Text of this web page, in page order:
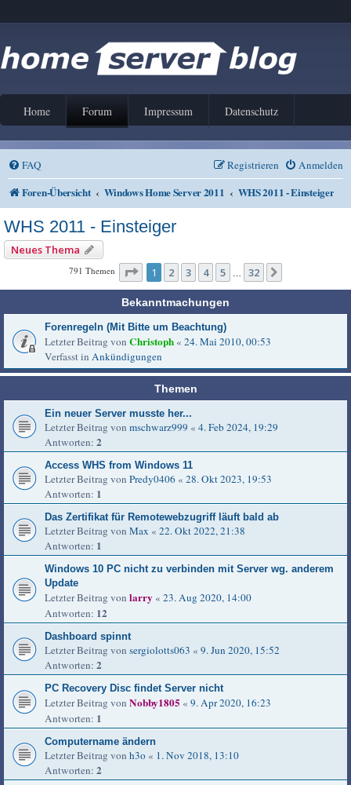
Home Forum Impressum Datenschutz
FAQ Anmelden
Registrieren
Foren-Übersicht Windows Home Server 2011 WHS 2011 - Einsteiger
WHS 2011 - Einsteiger
Neues Thema
791 Themen Seite 1von 32
1 2 3 4 5 … 32
Bekanntmachungen
Forenregeln (Mit Bitte um Beachtung)
Letzter Beitrag von Christoph « 24. Mai 2010, 00:53
Verfasst in Ankündigungen
Themen
Ein neuer Server musste her...
Letzter Beitrag von mschwarz999 « 4. Feb 2024, 19:29
Antworten: 2
Access WHS from Windows 11
Letzter Beitrag von Predy0406 « 28. Okt 2023, 19:53
Antworten: 1
Das Zertifikat für Remotewebzugriff läuft bald ab
Letzter Beitrag von Max « 22. Okt 2022, 21:38
Antworten: 1
Windows 10 PC nicht zu verbinden mit Server wg. anderem
Update
Letzter Beitrag von larry « 23. Aug 2020, 14:00
Antworten: 12
Dashboard spinnt
Letzter Beitrag von sergiolotts063 « 9. Jun 2020, 15:52
Antworten: 2
PC Recovery Disc findet Server nicht
Letzter Beitrag von Nobby1805 « 9. Apr 2020, 16:23
Antworten: 1
Computername ändern
Letzter Beitrag von h3o « 1. Nov 2018, 13:10
Antworten: 2